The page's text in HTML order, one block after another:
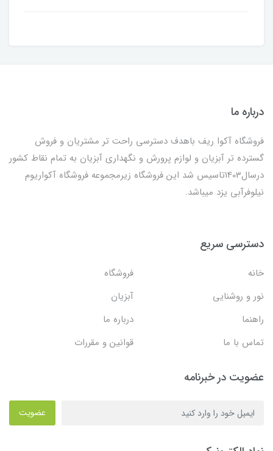
درباره ما
فروشگاه آکوا ریف باهدف دسترسی راحت تر مشتریان و فروش
گسترده تر آبزیان و لوازم پرورش و نگهداری آبزیان به تمام نقاط کشور
درسال1403تاسیس شد این فروشگاه زیرمجموعه فروشگاه آکواریوم
نیلوفرآبی یزد میباشد.
دسترسی سریع
خانه
فروشگاه
نور و روشنایی
آبزیان
راهنما
درباره ما
تماس با ما
قوانین و مقررات
عضویت در خبرنامه
عضویت